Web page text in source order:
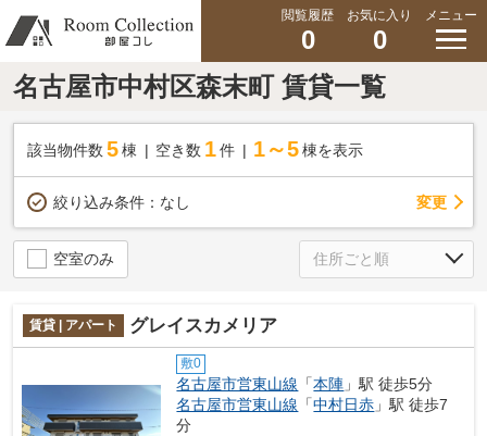
閲覧履歴
0
お気に入り
0
メニュー
名古屋市中村区森末町 賃貸一覧
該当物件数 5棟 空き数 1 件 1～5 棟を表示
絞り込み条件： なし 変更
空室のみ
賃貸 | アパート グレイスカメリア
敷0
名古屋市営東山線 「本陣 」駅 徒歩5分
名古屋市営東山線 「中村日赤 」駅 徒歩7
分